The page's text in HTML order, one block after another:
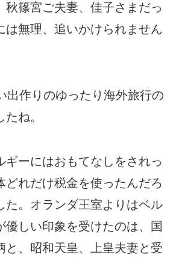
秋篠宮ご夫妻、佳子さまだっ
は無理、追いかけられません
出作りのゆったり海外旅行の
ね。
ギーにはおもてなしをされっ
どれだけ税金を使ったんだろ
た。オランダ王室よりはベル
優しい印象を受けたのは、国
と、昭和天皇、上皇夫妻と受